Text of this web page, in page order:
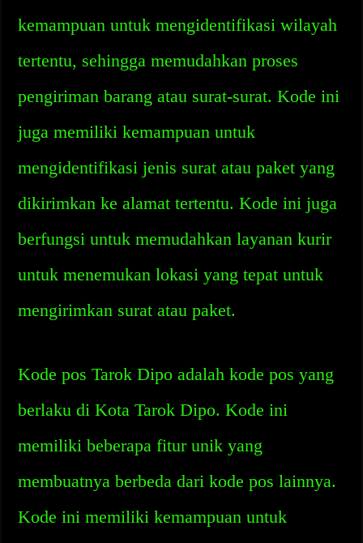
kemampuan untuk mengidentifikasi wilayah
tertentu, sehingga memudahkan proses
pengiriman barang atau surat-surat. Kode ini
juga memiliki kemampuan untuk
mengidentifikasi jenis surat atau paket yang
dikirimkan ke alamat tertentu. Kode ini juga
berfungsi untuk memudahkan layanan kurir
untuk menemukan lokasi yang tepat untuk
mengirimkan surat atau paket.
Kode pos Tarok Dipo adalah kode pos yang
berlaku di Kota Tarok Dipo. Kode ini
memiliki beberapa fitur unik yang
membuatnya berbeda dari kode pos lainnya.
Kode ini memiliki kemampuan untuk